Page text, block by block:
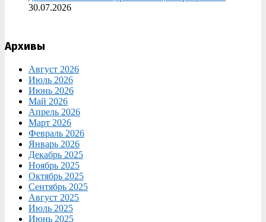
30.07.2026
Архивы
Август 2026
Июль 2026
Июнь 2026
Май 2026
Апрель 2026
Март 2026
Февраль 2026
Январь 2026
Декабрь 2025
Ноябрь 2025
Октябрь 2025
Сентябрь 2025
Август 2025
Июль 2025
Июнь 2025